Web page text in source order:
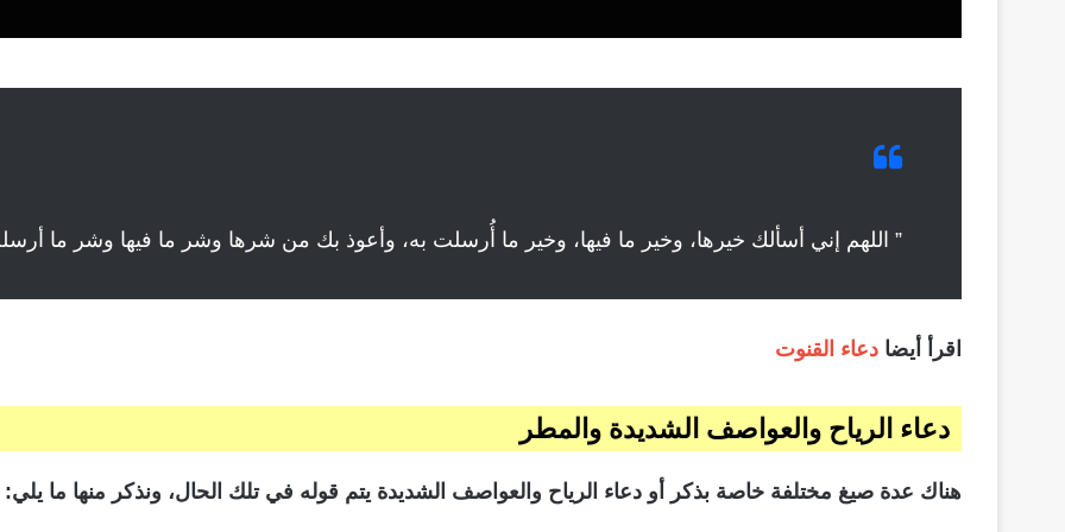
” اللهم إني أسألك خيرها، وخير ما فيها، وخير ما أُرسلت به، وأعوذ بك من شرها وشر ما فيها وشر ما
اقرأ أيضا دعاء القنوت
دعاء الرياح والعواصف الشديدة والمطر
هناك عدة صيغ مختلفة خاصة بذكر أو دعاء الرياح والعواصف الشديدة يتم قوله في تلك الحال، ونذكر منها ما يلي: